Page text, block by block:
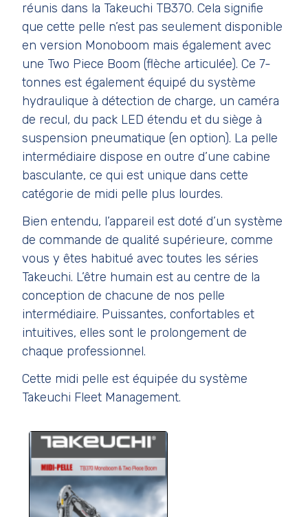
réunis dans la Takeuchi TB370. Cela signifie
que cette pelle n’est pas seulement disponible
en version Monoboom mais également avec
une Two Piece Boom (flèche articulée). Ce 7-
tonnes est également équipé du système
hydraulique à détection de charge, un caméra
de recul, du pack LED étendu et du siège à
suspension pneumatique (en option). La pelle
intermédiaire dispose en outre d’une cabine
basculante, ce qui est unique dans cette
catégorie de midi pelle plus lourdes.
Bien entendu, l’appareil est doté d’un système
de commande de qualité supérieure, comme
vous y êtes habitué avec toutes les séries
Takeuchi. L’être humain est au centre de la
conception de chacune de nos pelle
intermédiaire. Puissantes, confortables et
intuitives, elles sont le prolongement de
chaque professionnel.
Cette midi pelle est équipée du système
Takeuchi Fleet Management.